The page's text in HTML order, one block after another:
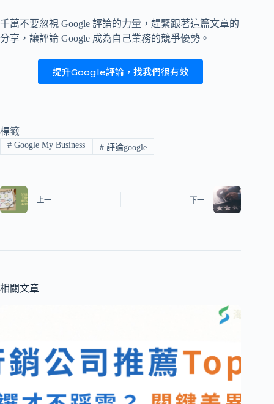
千萬不要忽視 Google 評論的力量，趕緊跟著這篇文章的
分享，讓評論 Google 成為自己業務的競爭優勢。
提升Google評論，找我們很有效
標籤
#Google My Business #評論google
上一 下一
相關文章